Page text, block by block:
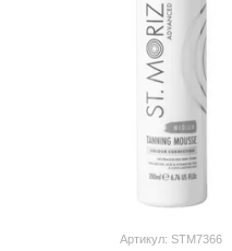
Артикул: STM7366